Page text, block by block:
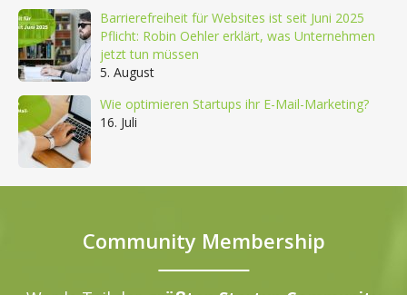
Barrierefreiheit für Websites ist seit Juni 2025
Pflicht: Robin Oehler erklärt, was Unternehmen
jetzt tun müssen
5. August
Wie optimieren Startups ihr E-Mail-Marketing?
16. Juli
Community Membership